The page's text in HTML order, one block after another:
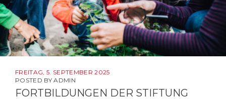
FREITAG, 5. SEPTEMBER 2025
POSTED BYADMIN
FORTBILDUNGEN DER STIFTUNG